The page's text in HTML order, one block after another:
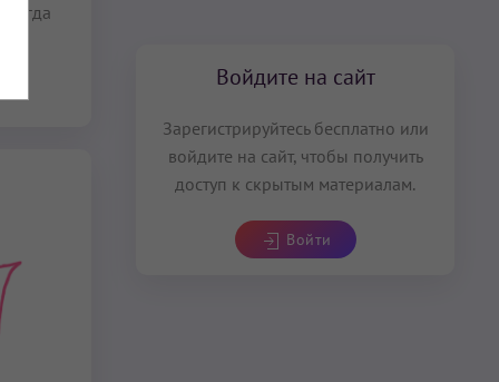
когда
Войдите на сайт
Зарегистрируйтесь бесплатно или
войдите на сайт, чтобы получить
доступ к скрытым материалам.
Войти